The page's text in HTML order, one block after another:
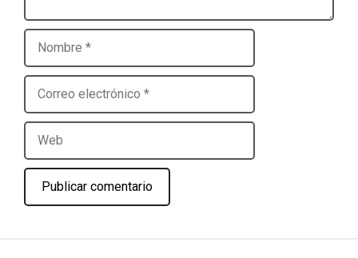
Nombre
Correo
electrónico
Web